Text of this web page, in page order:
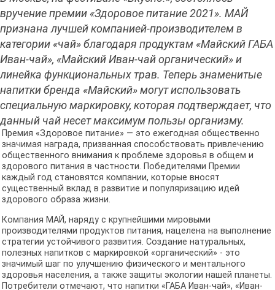
вручение премии «Здоровое питание 2021». МАЙ
признана лучшей компанией-производителем в
категории «чай» благодаря продуктам «Майский ГАБА
Иван-чай», «Майский Иван-чай органический» и
линейка функциональных трав. Теперь знаменитые
напитки бренда «Майский» могут использовать
специальную маркировку, которая подтверждает, что
данный чай несет максимум пользы организму.
Премия «Здоровое питание» — это ежегодная общественно
значимая награда, призванная способствовать привлечению
общественного внимания к проблеме здоровья в общем и
здорового питания в частности. Победителями Премии
каждый год становятся компании, которые вносят
существенный вклад в развитие и популяризацию идей
здорового образа жизни.
Компания МАЙ, наряду с крупнейшими мировыми
производителями продуктов питания, нацелена на выполнение
стратегии устойчивого развития. Создание натуральных,
полезных напитков с маркировкой «органический» - это
значимый шаг по улучшению физического и ментального
здоровья населения, а также защиты экологии нашей планеты.
Потребители отмечают, что напитки «ГАБА Иван-чай», «Иван-